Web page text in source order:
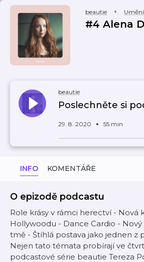
beautie Umění
#4 Alena
beautie
Poslechněte si
29. 8. 2020 55 min
INFO KOMENTÁŘE
O epizodě podcastu
Role krásy v rámci herectví - Nová
Hollywoodu - Dance Cardio -
tmě - Štíhlá postava jako jednen z
Nejen tato témata probírají ve
podcastové série beautie Tereza